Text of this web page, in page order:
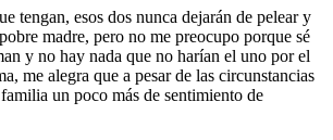
tengan, esos dos nunca dejarán de pelear y
madre, pero no me preocupo porque sé
y no hay nada que no harían el uno por el
me alegra que a pesar de las circunstancias
un poco más de sentimiento de